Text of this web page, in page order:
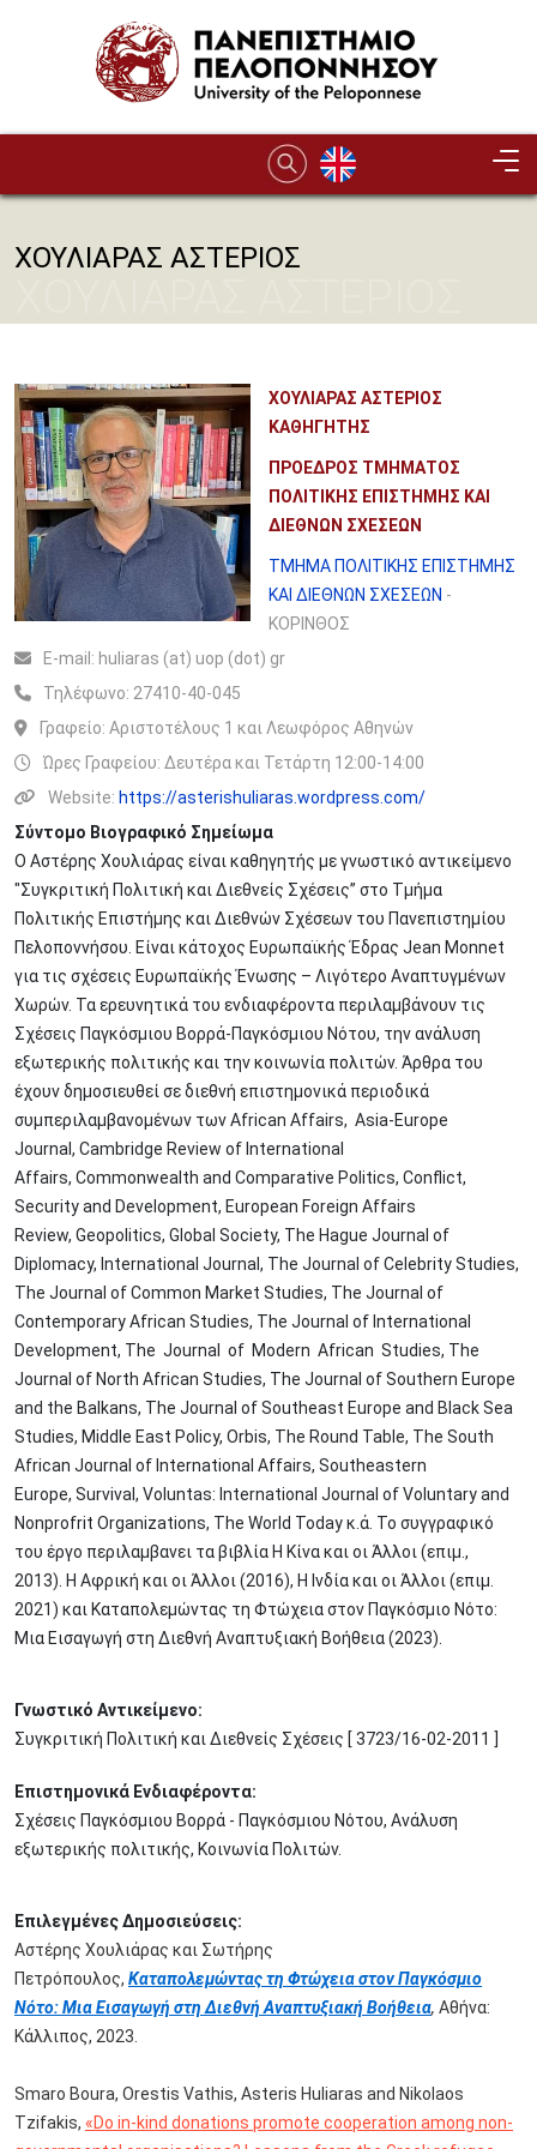
ΧΟΥΛΙΑΡΑΣ ΑΣΤΕΡΙΟΣ
ΧΟΥΛΙΑΡΑΣ ΑΣΤΕΡΙΟΣ
ΚΑΘΗΓΗΤΗΣ
ΠΡΟΕΔΡΟΣ ΤΜΗΜΑΤΟΣ
ΠΟΛΙΤΙΚΗΣ ΕΠΙΣΤΗΜΗΣ ΚΑΙ
ΔΙΕΘΝΩΝ ΣΧΕΣΕΩΝ
ΤΜΗΜΑ ΠΟΛΙΤΙΚΗΣ ΕΠΙΣΤΗΜΗΣ
ΚΑΙ ΔΙΕΘΝΩΝ ΣΧΕΣΕΩΝ -
ΚΟΡΙΝΘΟΣ
Ε-mail: huliaras (at) uop (dot) gr
Τηλέφωνο: 27410-40-045
Γραφείο: Αριστοτέλους 1 και Λεωφόρος Αθηνών
Ώρες Γραφείου: Δευτέρα και Τετάρτη 12:00-14:00
Website: https://asterishuliaras.wordpress.com/
Σύντομο Βιογραφικό Σημείωμα
Ο Αστέρης Χουλιάρας είναι καθηγητής με γνωστικό αντικείμενο
"Συγκριτική Πολιτική και Διεθνείς Σχέσεις” στο Τμήμα
Πολιτικής Επιστήμης και Διεθνών Σχέσεων του Πανεπιστημίου
Πελοποννήσου. Είναι κάτοχος Ευρωπαϊκής Έδρας Jean Monnet
για τις σχέσεις Ευρωπαϊκής Ένωσης – Λιγότερο Αναπτυγμένων
Χωρών. Τα ερευνητικά του ενδιαφέροντα περιλαμβάνουν τις
Σχέσεις Παγκόσμιου Βορρά-Παγκόσμιου Νότου, την ανάλυση
εξωτερικής πολιτικής και την κοινωνία πολιτών. Άρθρα του
έχουν δημοσιευθεί σε διεθνή επιστημονικά περιοδικά
συμπεριλαμβανομένων των African Affairs, Asia-Europe
Journal, Cambridge Review of International
Affairs, Commonwealth and Comparative Politics, Conflict,
Security and Development, European Foreign Affairs
Review, Geopolitics, Global Society, Τhe Hague Journal of
Diplomacy, International Journal, The Journal of Celebrity Studies,
The Journal of Common Market Studies, The Journal of
Contemporary African Studies, The Journal of International
Development, The Journal of Modern African Studies, The
Journal of North African Studies, The Journal of Southern Europe
and the Balkans, The Journal of Southeast Europe and Black Sea
Studies, Middle East Policy, Orbis, The Round Table, The South
African Journal of International Affairs, Southeastern
Europe, Survival, Voluntas: International Journal of Voluntary and
Nonprofrit Organizations, The World Today κ.ά. To συγγραφικό
του έργο περιλαμβανει τα βιβλία Η Κίνα και οι Άλλοι (επιμ.,
2013). Η Αφρική και οι Άλλοι (2016), Η Ινδία και οι Άλλοι (επιμ.
2021) και Καταπολεμώντας τη Φτώχεια στον Παγκόσμιο Νότο:
Μια Εισαγωγή στη Διεθνή Αναπτυξιακή Βοήθεια (2023).
Γνωστικό Αντικείμενο:
Συγκριτική Πολιτική και Διεθνείς Σχέσεις [ 3723/16-02-2011 ]
Επιστημονικά Ενδιαφέροντα:
Σχέσεις Παγκόσμιου Βορρά - Παγκόσμιου Νότου, Ανάλυση
εξωτερικής πολιτικής, Κοινωνία Πολιτών.
Επιλεγμένες Δημοσιεύσεις:
Αστέρης Χουλιάρας και Σωτήρης
Πετρόπουλος, Καταπολεμώντας τη Φτώχεια στον Παγκόσμιο
Νότο: Μια Εισαγωγή στη Διεθνή Αναπτυξιακή Βοήθεια, Αθήνα:
Κάλλιπος, 2023.
Smaro Boura, Orestis Vathis, Asteris Huliaras and Nikolaos
Tzifakis, «Do in-kind donations promote cooperation among non-